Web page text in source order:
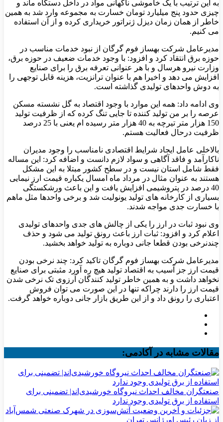
به این ترتیب با یک خاموشی ناگهانی مواد در داخل دستگاه ماند و
چیزی حدود پنج میلیارد تومان خسارت به مجموعه وارد شد به همین
خاطر از همان زمان دیزل ژنراتور خریداری کرده و از آن استفاده
می کنیم.
مدیرعامل شرکت بهساز فوم گرگان از نبود خدمات مناسب در
حوزه برق انتقاد کرد و افزود: با وجود خدمات ضعیف در حوزه برق،
وزارت نیرو هرسال و با هر عنوانی تعرفه برق را برای صنایع
افزایش می دهد و اخیرا هم با عنوان ترانزیت، هزینه قابل توجهی را
به دوش واحدهای تولیدی گذاشته است.
وی ادامه داد: همه این موارد با وجود اقتصاد به گل نشسته مسکن
عرصه را بر من تولید کننده تا جایی تنگ کرده که از ظرفیت تولید
150 هزار متر تیرچه به 40 هزار متر رسیده ام یعنی با 25 درصد
ظرفیت درحال فعالیت هستم.
بالاخلی عامل ایجاد شرایط اقتصادی نامناسب را وجود مدیران
ناکارآمد و فاقد آگاهی و سواد لازم دانست و اضافه کرد: این مساله
فقط شامل استان نیست و در سطح کشور مبتلا به این مشکل
هستند به عنوان مثال در مرداد ماه امسال یکباره قیمت ارز نیمایی
40 درصد در پتروشیمی افزایش یافت و این باعث ورشکستگی
بسیاری از کارخانه های تولید یونولیت شد و برخی واحدها مثل ماهم
با خسارت جدی مواجه شدند.
وی نبود ثبات در ارز را یکی از چالش های جدی واحدهای تولیدی
اعلام کرد و افزود: ثبات ارز باعث رونق تولید می شود و حذف
چندنرخی بودن قطعا جانی دوباره به تولید خواهد بخشید.
مدیرعامل شرکت بهساز فوم گرگان تاکید کرد: چند نرخی بودن
قیمت ارز جز آسیب به اقتصاد تولید هیچ ره آورد مثبتی برای صنایع
نخواهد داشت و به همین خاطر تولید کنندگان آرزوی تک نرخی شدن
قیمت ارز را دارند چراکه تنها در این صورت می توان فروش
اعتباری را رونق داد و از این طریق بازار جانی دوباره خواهد گرفت.
مقالات مشابه در آکادمی:
صنعتگران مخالف احداث نیروگاه خورشیدی‌اند| تضمینی برای
استفاده از برق تولیدی وجود ندارد